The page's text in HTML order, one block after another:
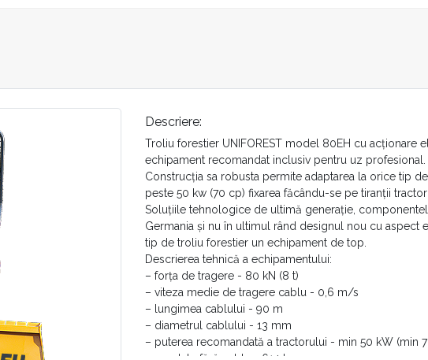
Descriere:
Troliu forestier UNIFOREST model 80EH cu acționare
echipament recomandat inclusiv pentru uz profesional.
Construcția sa robusta permite adaptarea la orice tip
peste 50 kw (70 cp) fixarea făcându-se pe tiranții
Soluțiile tehnologice de ultimă generație,
Germania și nu în ultimul rând designul nou cu aspect
tip de troliu forestier un echipament de top.
Descrierea tehnică a echipamentului:
– forța de tragere - 80 kN (8 t)
– viteza medie de tragere cablu - 0,6 m/s
– lungimea cablului - 90 m
– diametrul cablului - 13 mm
– puterea recomandată a tractorului - min 50 kW (min